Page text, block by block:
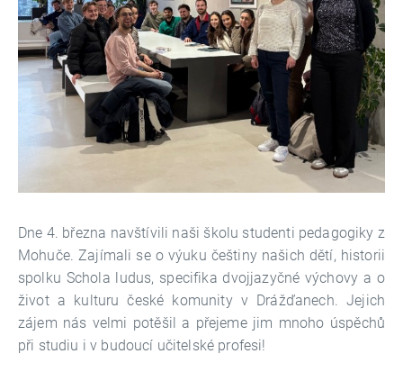
Dne 4. března navštívili naši školu studenti pedagogiky z
Mohuče. Zajímali se o výuku češtiny našich dětí, historii
spolku Schola ludus, specifika dvojjazyčné výchovy a o
život a kulturu české komunity v Drážďanech. Jejich
zájem nás velmi potěšil a přejeme jim mnoho úspěchů
při studiu i v budoucí učitelské profesi!